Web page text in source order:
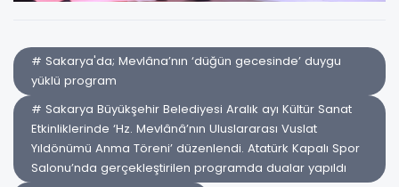
# Sakarya'da; Mevlâna’nın ‘düğün gecesinde’ duygu
yüklü program
# Sakarya Büyükşehir Belediyesi Aralık ayı Kültür Sanat
Etkinliklerinde ‘Hz. Mevlânâ’nın Uluslararası Vuslat
Yıldönümü Anma Töreni’ düzenlendi. Atatürk Kapalı Spor
Salonu’nda gerçekleştirilen programda dualar yapıldı